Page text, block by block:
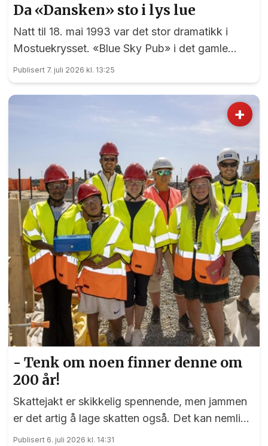
Da «Dansken» sto i lys lue
Natt til 18. mai 1993 var det stor dramatikk i
Mostuekrysset. «Blue Sky Pub» i det gamle
Autoimport-bygget sto plutselig i full fyr, og
vegg-i-vegg hadde Børselars sitt våpenlager.
Kunne det går bra?
Publisert 7. juli 2026 kl. 13:25
+
- Tenk om noen finner denne om
200 år!
Skattejakt er skikkelig spennende, men jammen
er det artig å lage skatten også. Det kan nemlig
elevene ved Vilberg barneskole skrive under på.
Publisert 6. juli 2026 kl. 14:31